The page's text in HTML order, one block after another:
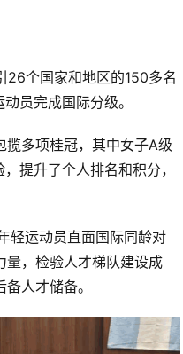
个国家和地区的150多名
员完成国际分级。
多项桂冠，其中女子A级
提升了个人排名和积分，
轻运动员直面国际同龄对
量，检验人才梯队建设成
人才储备。